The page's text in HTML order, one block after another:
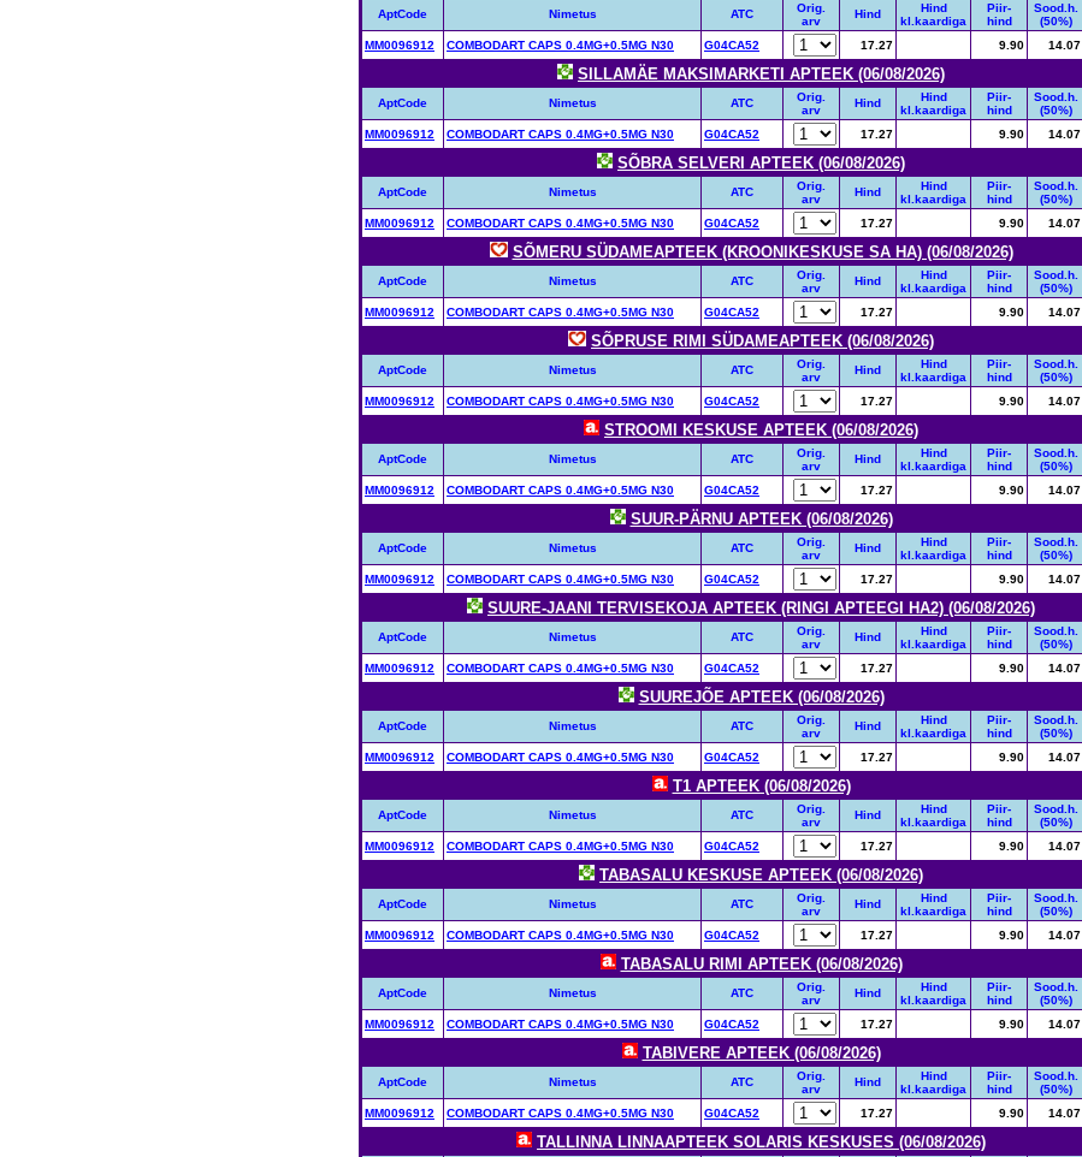
AptCode Nimetus ATC
Orig.
arv
Hind
Hind
kl.kaardiga
Piir-
hind
Sood.h.
(50%)
MM0096912
COMBODART CAPS 0.4MG+0.5MG N30 G04CA52 17.27 9.90 14.07
SILLAMÄE MAKSIMARKETI APTEEK (06/08/2026)
AptCode Nimetus ATC
Orig.
arv
Hind
Hind
kl.kaardiga
Piir-
hind
Sood.h.
(50%)
MM0096912
COMBODART CAPS 0.4MG+0.5MG N30 G04CA52 17.27 9.90 14.07
SÕBRA SELVERI APTEEK (06/08/2026)
AptCode Nimetus ATC
Orig.
arv
Hind
Hind
kl.kaardiga
Piir-
hind
Sood.h.
(50%)
MM0096912
COMBODART CAPS 0.4MG+0.5MG N30 G04CA52 17.27 9.90 14.07
SÕMERU SÜDAMEAPTEEK (KROONIKESKUSE SA HA) (06/08/2026)
AptCode Nimetus ATC
Orig.
arv
Hind
Hind
kl.kaardiga
Piir-
hind
Sood.h.
(50%)
MM0096912
COMBODART CAPS 0.4MG+0.5MG N30 G04CA52 17.27 9.90 14.07
SÕPRUSE RIMI SÜDAMEAPTEEK (06/08/2026)
AptCode Nimetus ATC
Orig.
arv
Hind
Hind
kl.kaardiga
Piir-
hind
Sood.h.
(50%)
MM0096912
COMBODART CAPS 0.4MG+0.5MG N30 G04CA52 17.27 9.90 14.07
STROOMI KESKUSE APTEEK (06/08/2026)
AptCode Nimetus ATC
Orig.
arv
Hind
Hind
kl.kaardiga
Piir-
hind
Sood.h.
(50%)
MM0096912
COMBODART CAPS 0.4MG+0.5MG N30 G04CA52 17.27 9.90 14.07
SUUR-PÄRNU APTEEK (06/08/2026)
AptCode Nimetus ATC
Orig.
arv
Hind
Hind
kl.kaardiga
Piir-
hind
Sood.h.
(50%)
MM0096912
COMBODART CAPS 0.4MG+0.5MG N30 G04CA52 17.27 9.90 14.07
SUURE-JAANI TERVISEKOJA APTEEK (RINGI APTEEGI HA2) (06/08/2026)
AptCode Nimetus ATC
Orig.
arv
Hind
Hind
kl.kaardiga
Piir-
hind
Sood.h.
(50%)
MM0096912
COMBODART CAPS 0.4MG+0.5MG N30 G04CA52 17.27 9.90 14.07
SUUREJÕE APTEEK (06/08/2026)
AptCode Nimetus ATC
Orig.
arv
Hind
Hind
kl.kaardiga
Piir-
hind
Sood.h.
(50%)
MM0096912
COMBODART CAPS 0.4MG+0.5MG N30 G04CA52 17.27 9.90 14.07
T1 APTEEK (06/08/2026)
AptCode Nimetus ATC
Orig.
arv
Hind
Hind
kl.kaardiga
Piir-
hind
Sood.h.
(50%)
MM0096912
COMBODART CAPS 0.4MG+0.5MG N30 G04CA52 17.27 9.90 14.07
TABASALU KESKUSE APTEEK (06/08/2026)
AptCode Nimetus ATC
Orig.
arv
Hind
Hind
kl.kaardiga
Piir-
hind
Sood.h.
(50%)
MM0096912
COMBODART CAPS 0.4MG+0.5MG N30 G04CA52 17.27 9.90 14.07
TABASALU RIMI APTEEK (06/08/2026)
AptCode Nimetus ATC
Orig.
arv
Hind
Hind
kl.kaardiga
Piir-
hind
Sood.h.
(50%)
MM0096912
COMBODART CAPS 0.4MG+0.5MG N30 G04CA52 17.27 9.90 14.07
TABIVERE APTEEK (06/08/2026)
AptCode Nimetus ATC
Orig.
arv
Hind
Hind
kl.kaardiga
Piir-
hind
Sood.h.
(50%)
MM0096912
COMBODART CAPS 0.4MG+0.5MG N30 G04CA52 17.27 9.90 14.07
TALLINNA LINNAAPTEEK SOLARIS KESKUSES (06/08/2026)